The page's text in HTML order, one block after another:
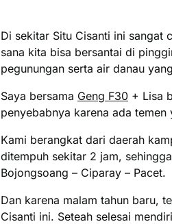
Di sekitar Situ Cisanti ini sangat
sana kita bisa bersantai di
pegunungan serta air danau
Saya bersama Geng F30 + Lisa
penyebabnya karena ada
Kami berangkat dari daerah
ditempuh sekitar 2 jam,
Bojongsoang – Ciparay – Pacet.
Dan karena malam tahun baru,
Cisanti ini. Seteah selesai